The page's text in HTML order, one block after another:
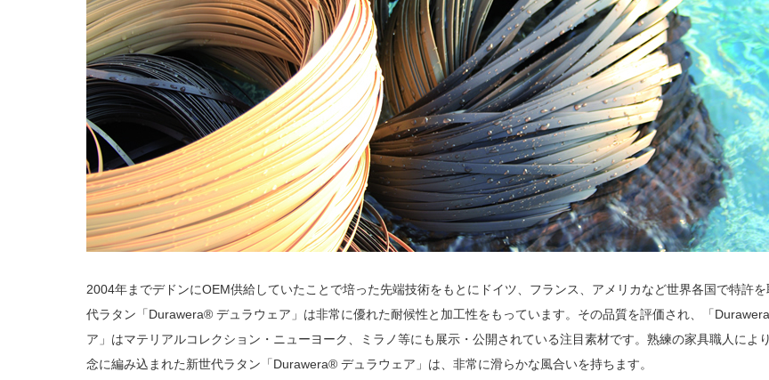
2004年までデドンにOEM供給していたことで培った先端技術をもとにドイツ、フランス、アメリカなど世界各国で特許
代ラタン「Durawera® デュラウェア」は非常に優れた耐候性と加工性をもっています。その品質を評価され、「
ア」はマテリアルコレクション・ニューヨーク、ミラノ等にも展示・公開されている注目素材です。熟練の家具職人によ
念に編み込まれた新世代ラタン「Durawera® デュラウェア」は、非常に滑らかな風合いを持ちます。